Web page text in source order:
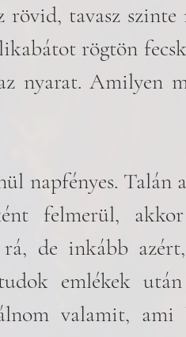
rövid, tavasz
rögtön
nyarat. Amilyen
napfényes. Talán
felmerül,
de inkább
emlékek
valamit, ami